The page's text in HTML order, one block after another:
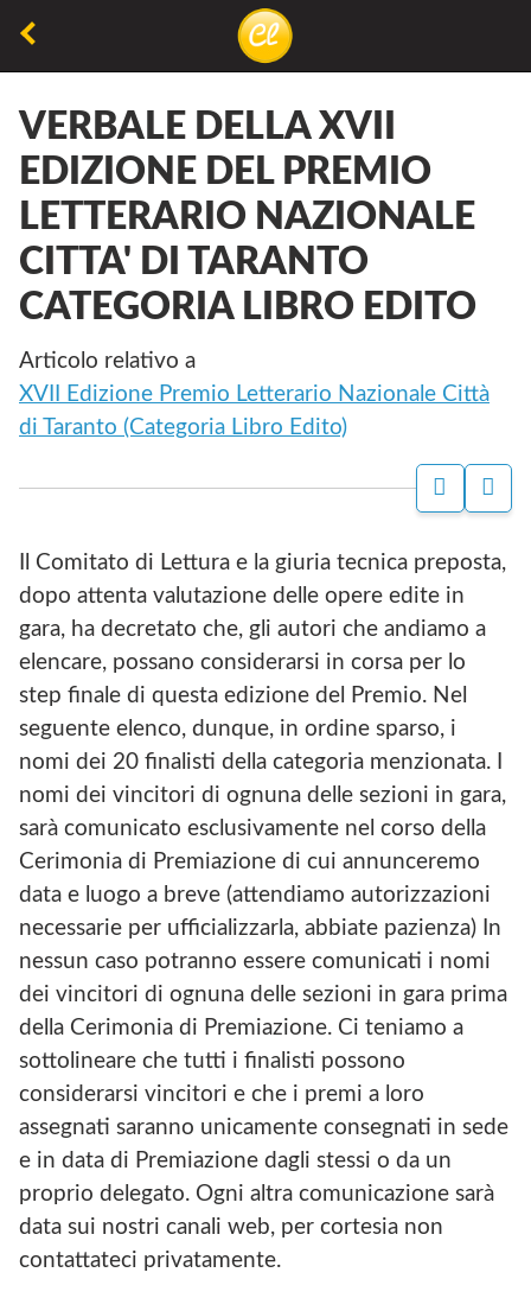
precedente
Concorsiletterari.net
La
lettura
non
permette
camminare,
ma
permette
respirare
VERBALE DELLA XVII
EDIZIONE DEL PREMIO
LETTERARIO NAZIONALE
CITTA' DI TARANTO
CATEGORIA LIBRO EDITO
Articolo relativo a
XVII Edizione Premio Letterario Nazionale Città
di Taranto (Categoria Libro Edito)
A
I
N
A
F
C
E
O
D
I
S
S
O
C
I
A
Z
I
C
U
T
U
O
Il Comitato di Lettura e la giuria tecnica preposta,
dopo attenta valutazione delle opere edite in
gara, ha decretato che, gli autori che andiamo a
elencare, possano considerarsi in corsa per lo
step finale di questa edizione del Premio. Nel
seguente elenco, dunque, in ordine sparso, i
nomi dei 20 finalisti della categoria menzionata. I
nomi dei vincitori di ognuna delle sezioni in gara,
sarà comunicato esclusivamente nel corso della
Cerimonia di Premiazione di cui annunceremo
data e luogo a breve (attendiamo autorizzazioni
necessarie per ufficializzarla, abbiate pazienza) In
nessun caso potranno essere comunicati i nomi
dei vincitori di ognuna delle sezioni in gara prima
della Cerimonia di Premiazione. Ci teniamo a
sottolineare che tutti i finalisti possono
considerarsi vincitori e che i premi a loro
assegnati saranno unicamente consegnati in sede
e in data di Premiazione dagli stessi o da un
proprio delegato. Ogni altra comunicazione sarà
data sui nostri canali web, per cortesia non
contattateci privatamente.